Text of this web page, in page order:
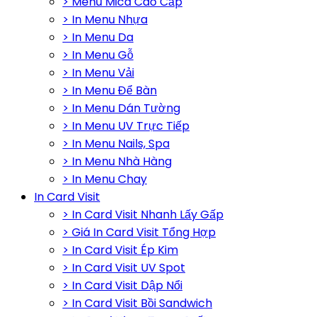
> In Menu Nhựa
> In Menu Da
> In Menu Gỗ
> In Menu Vải
> In Menu Để Bàn
> In Menu Dán Tường
> In Menu UV Trực Tiếp
> In Menu Nails, Spa
> In Menu Nhà Hàng
> In Menu Chay
In Card Visit
> In Card Visit Nhanh Lấy Gấp
> Giá In Card Visit Tổng Hợp
> In Card Visit Ép Kim
> In Card Visit UV Spot
> In Card Visit Dập Nổi
> In Card Visit Bồi Sandwich